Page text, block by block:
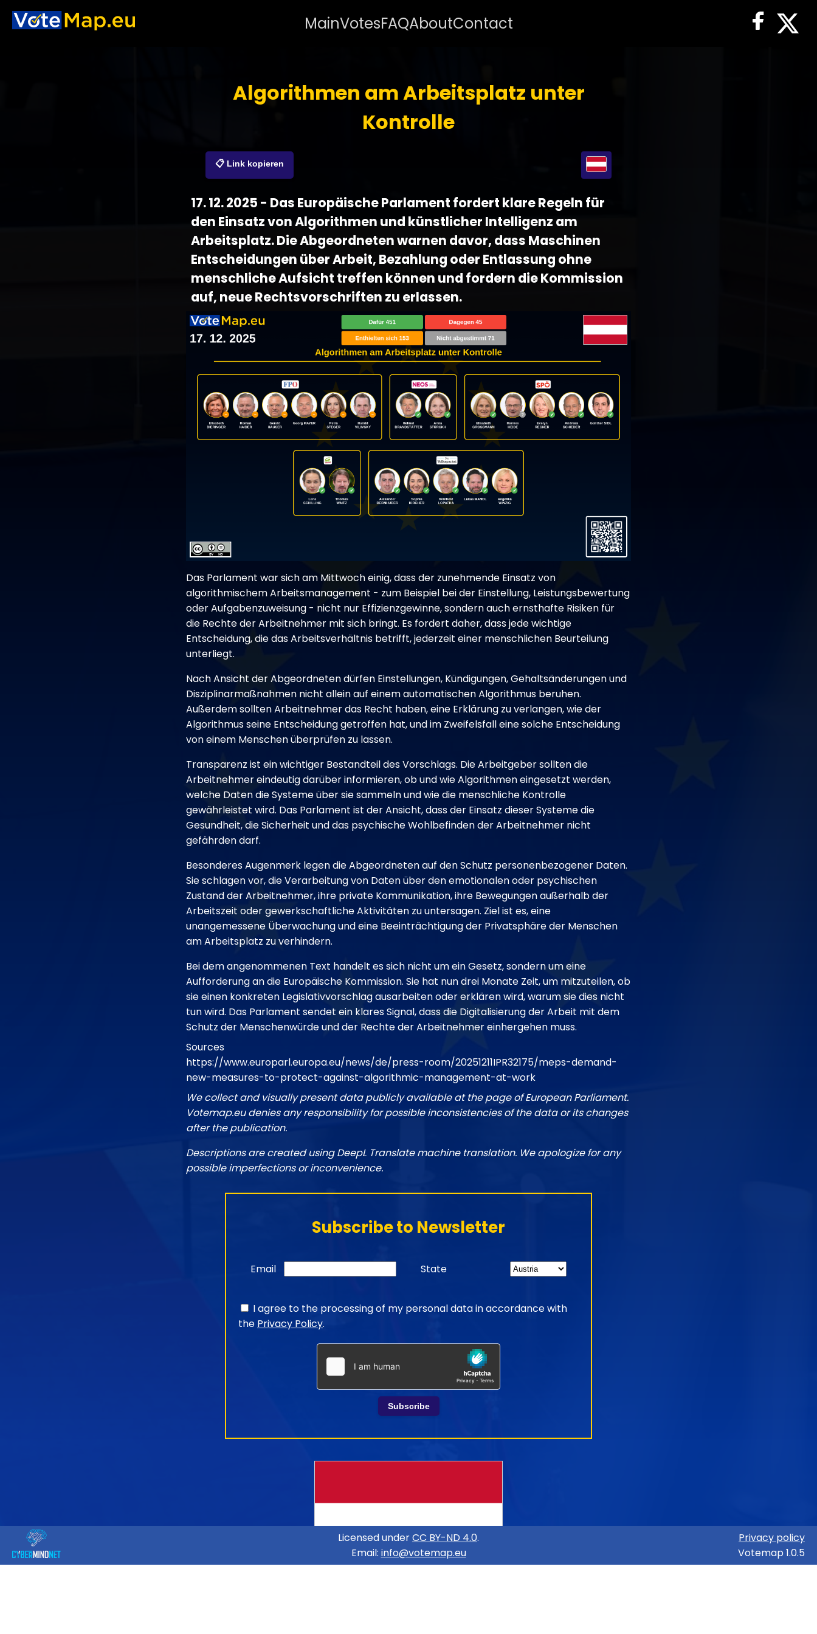
MainVotesFAQAboutContact
Algorithmen am Arbeitsplatz unter
Kontrolle
📋 Link kopieren
17. 12. 2025 - Das Europäische Parlament fordert klare Regeln für
den Einsatz von Algorithmen und künstlicher Intelligenz am
Arbeitsplatz. Die Abgeordneten warnen davor, dass Maschinen
Entscheidungen über Arbeit, Bezahlung oder Entlassung ohne
menschliche Aufsicht treffen können und fordern die Kommission
auf, neue Rechtsvorschriften zu erlassen.
Das Parlament war sich am Mittwoch einig, dass der zunehmende Einsatz von
algorithmischem Arbeitsmanagement - zum Beispiel bei der Einstellung, Leistungsbewertung
oder Aufgabenzuweisung - nicht nur Effizienzgewinne, sondern auch ernsthafte Risiken für
die Rechte der Arbeitnehmer mit sich bringt. Es fordert daher, dass jede wichtige
Entscheidung, die das Arbeitsverhältnis betrifft, jederzeit einer menschlichen Beurteilung
unterliegt.
Nach Ansicht der Abgeordneten dürfen Einstellungen, Kündigungen, Gehaltsänderungen und
Disziplinarmaßnahmen nicht allein auf einem automatischen Algorithmus beruhen.
Außerdem sollten Arbeitnehmer das Recht haben, eine Erklärung zu verlangen, wie der
Algorithmus seine Entscheidung getroffen hat, und im Zweifelsfall eine solche Entscheidung
von einem Menschen überprüfen zu lassen.
Transparenz ist ein wichtiger Bestandteil des Vorschlags. Die Arbeitgeber sollten die
Arbeitnehmer eindeutig darüber informieren, ob und wie Algorithmen eingesetzt werden,
welche Daten die Systeme über sie sammeln und wie die menschliche Kontrolle
gewährleistet wird. Das Parlament ist der Ansicht, dass der Einsatz dieser Systeme die
Gesundheit, die Sicherheit und das psychische Wohlbefinden der Arbeitnehmer nicht
gefährden darf.
Besonderes Augenmerk legen die Abgeordneten auf den Schutz personenbezogener Daten.
Sie schlagen vor, die Verarbeitung von Daten über den emotionalen oder psychischen
Zustand der Arbeitnehmer, ihre private Kommunikation, ihre Bewegungen außerhalb der
Arbeitszeit oder gewerkschaftliche Aktivitäten zu untersagen. Ziel ist es, eine
unangemessene Überwachung und eine Beeinträchtigung der Privatsphäre der Menschen
am Arbeitsplatz zu verhindern.
Bei dem angenommenen Text handelt es sich nicht um ein Gesetz, sondern um eine
Aufforderung an die Europäische Kommission. Sie hat nun drei Monate Zeit, um mitzuteilen, ob
sie einen konkreten Legislativvorschlag ausarbeiten oder erklären wird, warum sie dies nicht
tun wird. Das Parlament sendet ein klares Signal, dass die Digitalisierung der Arbeit mit dem
Schutz der Menschenwürde und der Rechte der Arbeitnehmer einhergehen muss.
Sources
https://www.europarl.europa.eu/news/de/press-room/20251211IPR32175/meps-demand-
new-measures-to-protect-against-algorithmic-management-at-work
We collect and visually present data publicly available at the page of European Parliament.
Votemap.eu denies any responsibility for possible inconsistencies of the data or its changes
after the publication.
Descriptions are created using DeepL Translate machine translation. We apologize for any
possible imperfections or inconvenience.
Subscribe to Newsletter
Email State
I agree to the processing of my personal data in accordance with
the Privacy Policy.
Subscribe
Licensed underCC BY-ND 4.0.
Email: info@votemap.eu
Privacy policy
Votemap 1.0.5